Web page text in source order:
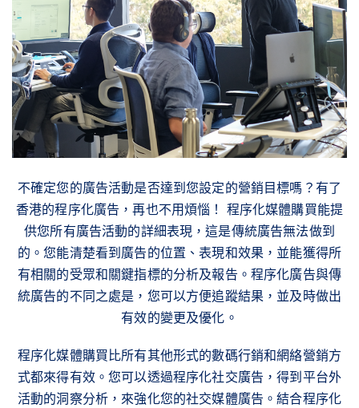
不確定您的廣告活動是否達到您設定的營銷目標嗎？有了
香港的程序化廣告，再也不用煩惱！ 程序化媒體購買能提
供您所有廣告活動的詳細表現，這是傳統廣告無法做到
的。您能清楚看到廣告的位置、表現和效果，並能獲得所
有相關的受眾和關鍵指標的分析及報告。程序化廣告與傳
統廣告的不同之處是，您可以方便追蹤結果，並及時做出
有效的變更及優化。
程序化媒體購買比所有其他形式的數碼行銷和網絡營銷方
式都來得有效。您可以透過程序化社交廣告，得到平台外
活動的洞察分析，來強化您的社交媒體廣告。結合程序化